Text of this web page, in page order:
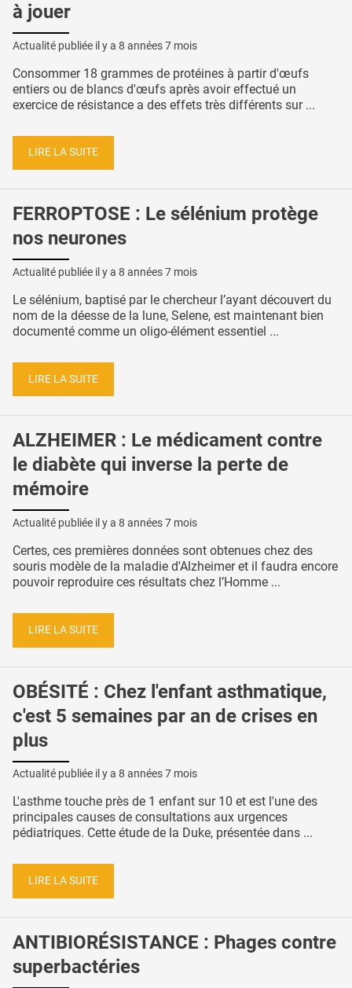
à jouer
Actualité publiée il y a 8 années 7 mois
Consommer 18 grammes de protéines à partir d'œufs
entiers ou de blancs d'œufs après avoir effectué un
exercice de résistance a des effets très différents sur ...
LIRE LA SUITE
FERROPTOSE : Le sélénium protège
nos neurones
Actualité publiée il y a 8 années 7 mois
Le sélénium, baptisé par le chercheur l’ayant découvert du
nom de la déesse de la lune, Selene, est maintenant bien
documenté comme un oligo-élément essentiel ...
LIRE LA SUITE
ALZHEIMER : Le médicament contre
le diabète qui inverse la perte de
mémoire
Actualité publiée il y a 8 années 7 mois
Certes, ces premières données sont obtenues chez des
souris modèle de la maladie d'Alzheimer et il faudra encore
pouvoir reproduire ces résultats chez l’Homme ...
LIRE LA SUITE
OBÉSITÉ : Chez l'enfant asthmatique,
c'est 5 semaines par an de crises en
plus
Actualité publiée il y a 8 années 7 mois
L'asthme touche près de 1 enfant sur 10 et est l'une des
principales causes de consultations aux urgences
pédiatriques. Cette étude de la Duke, présentée dans ...
LIRE LA SUITE
ANTIBIORÉSISTANCE : Phages contre
superbactéries